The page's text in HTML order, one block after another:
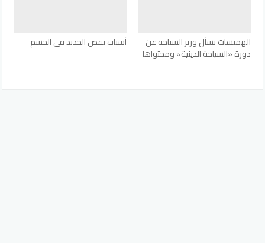
الهميسات يسأل وزير السياحة عن
دورة «السياحة الدينية» ومحتواها
أسباب نقص الحديد في الجسم